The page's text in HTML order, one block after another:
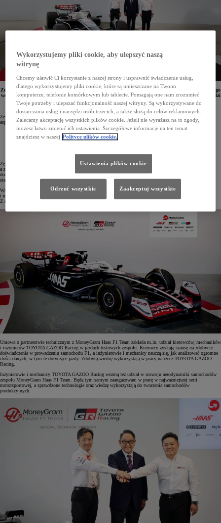
Zespół TOYOTA GAZOO Racing zawarł porozumienie z MoneyGram Haas F1 Team, na mocy którego
weźmie udział w rozwoju samochodu wyścigowego. W ramach nowego partnerstwa technicznego młodzi
japońscy kierowcy, inżynierowie i mechanicy będą zbierać doświadczenia w Formule 1, królowej
motorsportu.
Zespół TOYOTA GAZOO Racing, biorąc udział w wyścigach i rajdach, doskonali się w trzech kluczowych
aspektach produkcji samochodów:
Zgodnie z filozofią Toyoty, motorsport jest poligonem doświadczalnym dla samochodów i ich podzespołów,
a zawodowi kierowcy rajdowi i wyścigowi pomagają rozwijać auta, bazując na swoim ogromnym
doświadczeniu. Orędownikiem tej koncepcji jest Akio Toyoda, prezes zarządu Toyota Motor Corporation,
startujący w rajdach i wyścigach pod pseudonimem Morizo.
Współpraca z zespołem Formuły 1 MoneyGram Haas F1 Team poprawi umiejętności kierowców, inżynierów
i mechaników, a także pozwoli im skuteczniej korzystać z analizy danych i lepiej te dane wykorzystywać.
Z czasem pozwoli to produkować coraz lepsze samochody wyścigowe.
Umowa o partnerstwie technicznym z MoneyGram Haas F1 Team zakłada m.in. udział kierowców, mechaników
i inżynierów TOYOTA GAZOO Racing w jazdach testowych zespołu. Kierowcy zyskają szansę na zdobycie
doświadczenia w prowadzeniu samochodu F1, a inżynierowie i mechanicy nauczą się, jak analizować ogromne
ilości danych, w tym te dotyczące jazdy. Zdobytą wiedzę wykorzystają w pracy na rzecz TOYOTA GAZOO
Racing.
Inżynierowie i mechanicy TOYOTA GAZOO Racing wezmą też udział w rozwoju aerodynamiki samochodów
zespołu MoneyGram Haas F1 Team. Będą tym samym zaangażowani w pracę w najważniejszej serii
motorsportowej, a sprawdzone technologie oraz wiedzę wykorzystają do tworzenia samochodów
produkcyjnych.
Wykorzystujemy pliki cookie, aby ulepszyć naszą
witrynę
Chcemy ułatwić Ci korzystanie z naszej strony i usprawnić świadczenie usług,
dlatego wykorzystujemy pliki cookie, które są umieszczane na Twoim
komputerze, telefonie komórkowym lub tablecie. Pomagają one nam zrozumieć
Twoje potrzeby i ulepszać funkcjonalność naszej witryny. Są wykorzystywane do
dostarczania usług i narzędzi osób trzecich, a także służą do celów reklamowych.
Zalecamy akceptację wszystkich plików cookie. Jeżeli nie wyrażasz na to zgody,
możesz łatwo zmienić ich ustawienia. Szczegółowe informacje na ten temat
znajdziesz w naszej Polityce plików cookie.
Ustawienia plików cookie
Odrzuć wszystkie Zaakceptuj wszystkie